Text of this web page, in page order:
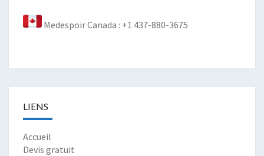
Medespoir Canada : +1 437-880-3675
LIENS
Accueil
Devis gratuit